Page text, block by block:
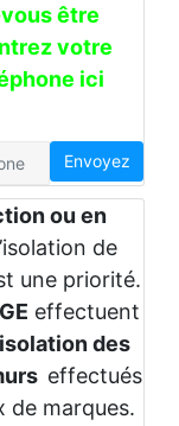
être
votre
ici
Envoyez
ou en
de
une priorité.
effectuent
des
effectués
de marques.